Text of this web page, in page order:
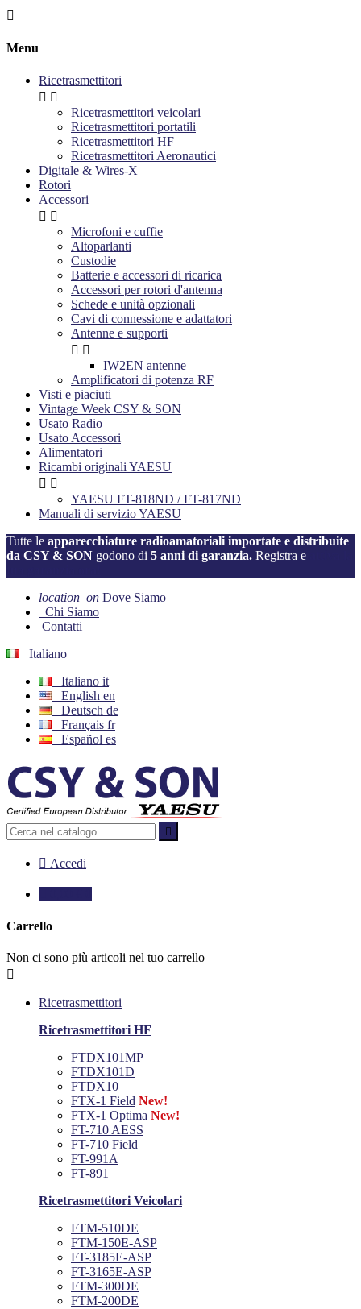

Menu
Ricetrasmettitori
 
Ricetrasmettitori veicolari
Ricetrasmettitori portatili
Ricetrasmettitori HF
Ricetrasmettitori Aeronautici
Digitale & Wires-X
Rotori
Accessori
 
Microfoni e cuffie
Altoparlanti
Custodie
Batterie e accessori di ricarica
Accessori per rotori d'antenna
Schede e unità opzionali
Cavi di connessione e adattatori
Antenne e supporti
 
IW2EN antenne
Amplificatori di potenza RF
Visti e piaciuti
Vintage Week CSY & SON
Usato Radio
Usato Accessori
Alimentatori
Ricambi originali YAESU
 
YAESU FT-818ND / FT-817ND
Manuali di servizio YAESU
Tutte le apparecchiature radioamatoriali importate e distribuite
da CSY & SON godono di 5 anni di garanzia. Registra e
location_on Dove Siamo
Chi Siamo
Contatti
Italiano
Italiano it
English en
Deutsch de
Français fr
Español es

 Accedi
Carrello
Non ci sono più articoli nel tuo carrello

Ricetrasmettitori
Ricetrasmettitori HF
FTDX101MP
FTDX101D
FTDX10
FTX-1 Field New!
FTX-1 Optima New!
FT-710 AESS
FT-710 Field
FT-991A
FT-891
Ricetrasmettitori Veicolari
FTM-510DE
FTM-150E-ASP
FT-3185E-ASP
FT-3165E-ASP
FTM-300DE
FTM-200DE